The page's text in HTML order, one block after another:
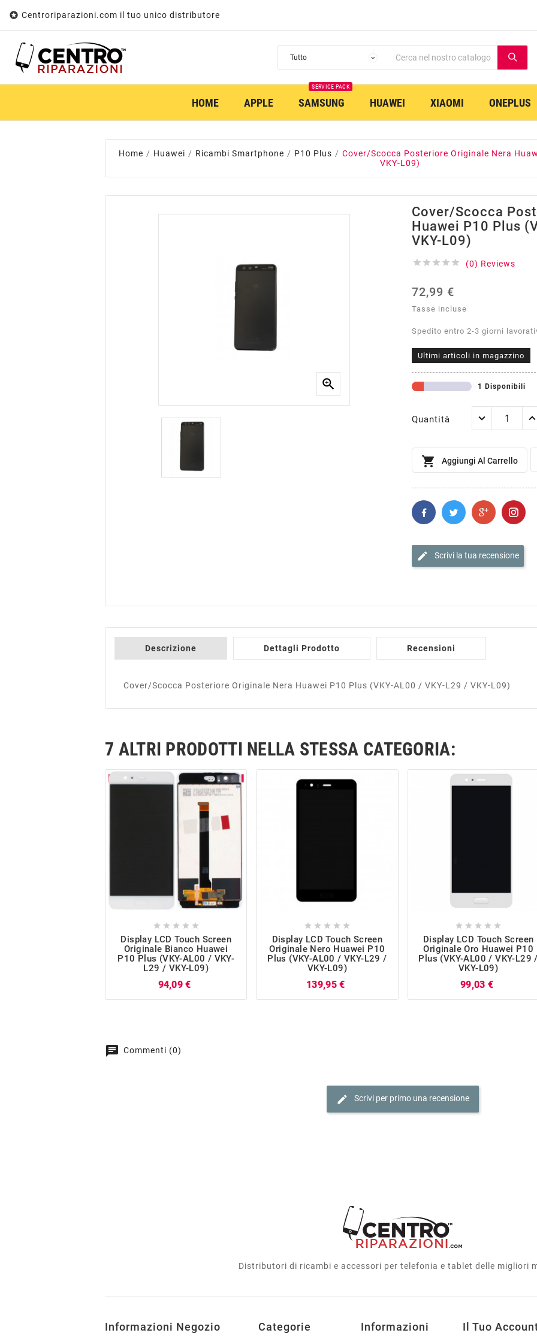
 Centroriparazioni.com il tuo unico distributore
HOME APPLE SAMSUNG
SERVICE PACK
HUAWEI XIAOMI ONEPLUS
Home Huawei Ricambi Smartphone P10 Plus
Cover/Scocca Posteriore Originale Nera
VKY-L09)

Cover/Scocca
Huawei P10 Plus
VKY-L09)
     (0) Reviews
72,99 €
Tasse incluse
Spedito entro 2-3 giorni
Ultimi articoli in magazzino
1 Disponibili
Quantità
 Aggiungi Al Carrello
edit Scrivi la tua recensione
Descrizione Dettagli Prodotto Recensioni
Cover/Scocca Posteriore Originale Nera Huawei P10 Plus (VKY-AL00 / VKY-L29 / VKY-L09)
7 ALTRI PRODOTTI NELLA STESSA CATEGORIA:
    
Display LCD Touch Screen
Originale Bianco Huawei
P10 Plus (VKY-AL00 / VKY-
L29 / VKY-L09)
94,09 €
    
Display LCD Touch Screen
Originale Nero Huawei P10
Plus (VKY-AL00 / VKY-L29 /
VKY-L09)
139,95 €
    
Display LCD Touch Screen
Originale Oro Huawei P10
Plus (VKY-AL00 / VKY-L29 /
VKY-L09)
99,03 €
chat Commenti (0)
edit Scrivi per primo una recensione
Distributori di ricambi e accessori per telefonia e tablet delle migliori
Informazioni Negozio Categorie Informazioni Il Tuo